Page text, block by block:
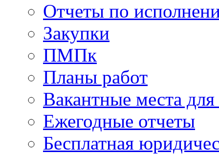
Отчеты по
Закупки
ПМПк
Планы работ
Вакантные места
Ежегодные отчеты
Бесплатная